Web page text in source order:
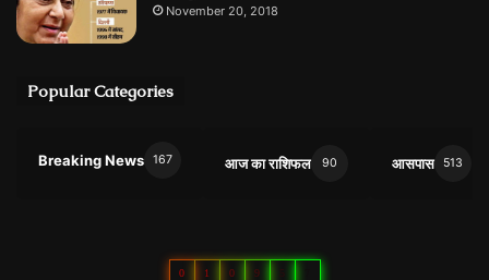
November 20, 2018
Popular Categories
Breaking News 167 आज का राशिफल 90 आसपास 513
0 1 0 9 5